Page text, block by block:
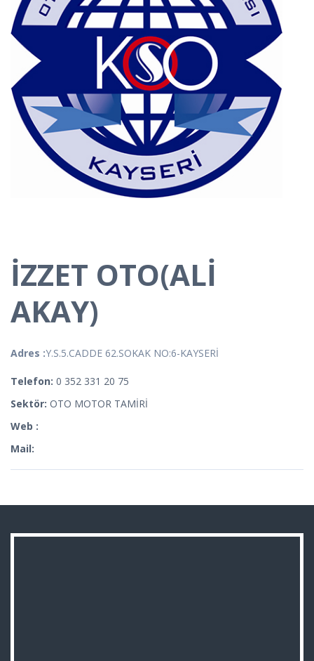
İZZET OTO(ALİ
AKAY)
Adres :Y.S.5.CADDE 62.SOKAK NO:6-KAYSERİ
Telefon: 0 352 331 20 75
Sektör: OTO MOTOR TAMİRİ
Web :
Mail: